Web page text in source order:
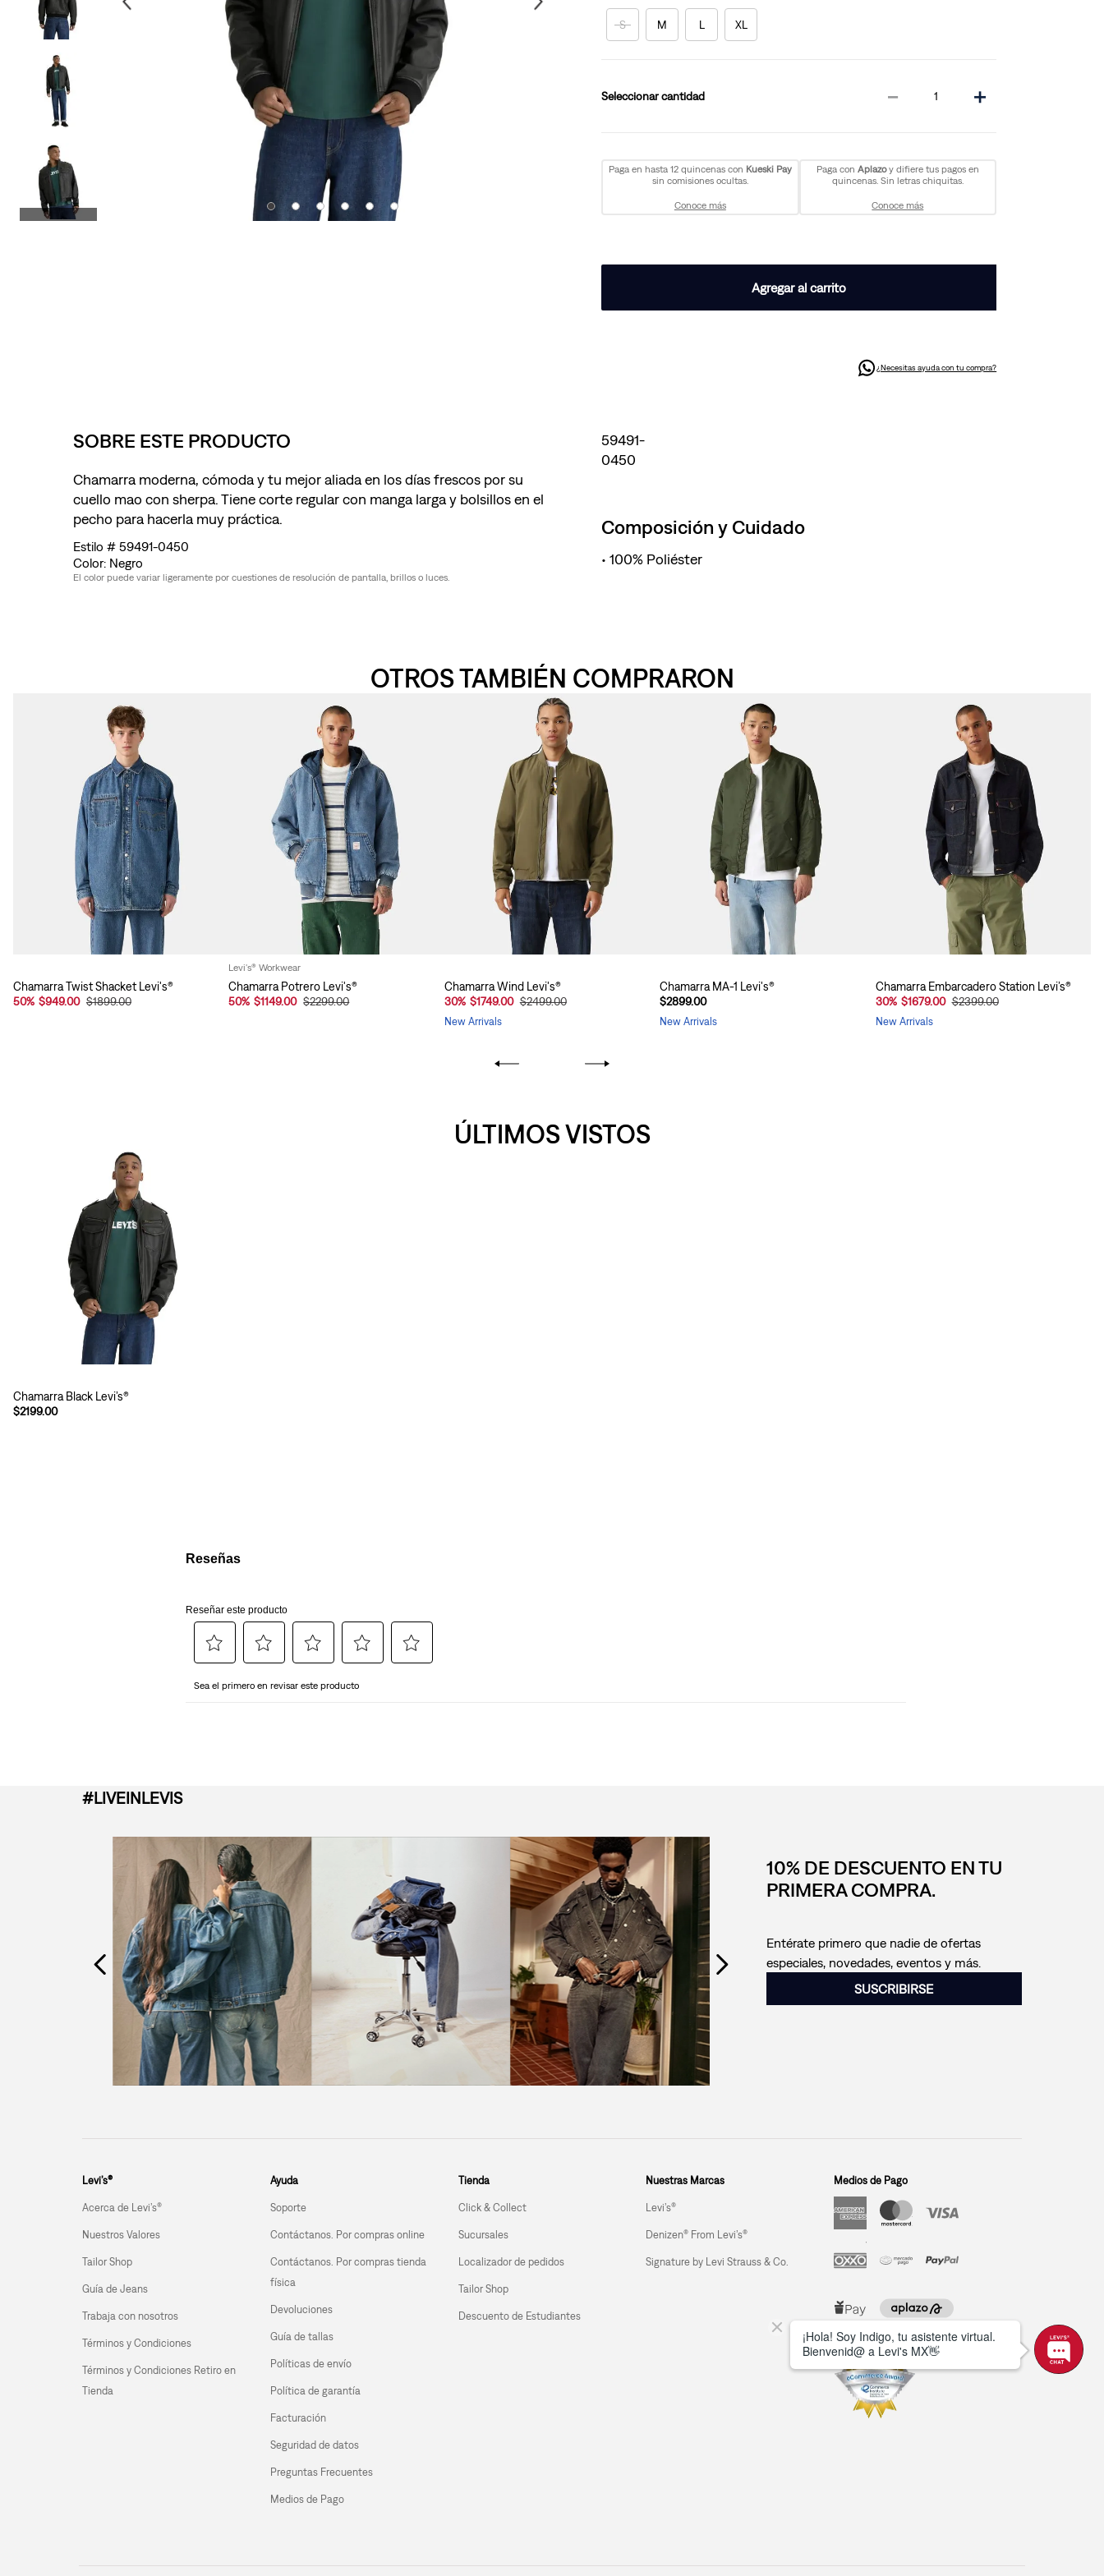
S M L XL
cantidad ＋
－
Paga en hasta 12 quincenas con Kueski Pay
sin comisiones ocultas.
Conoce más
Paga con Aplazoy difiere tus pagos en
quincenas. Sin letras chiquitas.
Conoce más
Agregar al carrito
¿Necesitas ayuda con tu compra?
SOBRE ESTE PRODUCTO
Chamarra moderna, cómoda y tu mejor aliada en los días frescos por su
cuello mao con sherpa. Tiene corte regular con manga larga y bolsillos en el
pecho para hacerla muy práctica.
59491-0450
Negro
El color puede variar ligeramente por cuestiones de resolución de pantalla, brillos o luces.
59491-
0450
Composición y Cuidado
100% Poliéster
OTROS TAMBIÉN COMPRARON
Chamarra Twist Shacket Levi's®
50% $949.00 $1899.00
Levi's® Workwear
Chamarra Potrero Levi's®
50% $1149.00 $2299.00
Chamarra Wind Levi's®
30% $1749.00 $2499.00
New Arrivals
Chamarra MA-1 Levi's®
$2899.00
New Arrivals
Chamarra Embarcadero Station Levi’s®
30% $1679.00 $2399.00
New Arrivals
ÚLTIMOS VISTOS
Chamarra Black Levi’s®
$2199.00
#LIVEINLEVIS
10% DE DESCUENTO EN TU
PRIMERA COMPRA.
Entérate primero que nadie de ofertas
especiales, novedades, eventos y más.
SUSCRIBIRSE
Levi’s®
Acerca de Levi’s®
Nuestros Valores
Tailor Shop
Guía de Jeans
Trabaja con nosotros
Términos y Condiciones
Términos y Condiciones Retiro en
Tienda
Ayuda
Soporte
Contáctanos. Por compras online
Contáctanos. Por compras tienda
física
Devoluciones
Guía de tallas
Políticas de envío
Política de garantía
Facturación
Seguridad de datos
Preguntas Frecuentes
Medios de Pago
Tienda
Click & Collect
Sucursales
Localizador de pedidos
Tailor Shop
Descuento de Estudiantes
Nuestras Marcas
Levi’s®
Denizen® From Levi’s®
Signature by Levi Strauss & Co.
Medios de Pago
514